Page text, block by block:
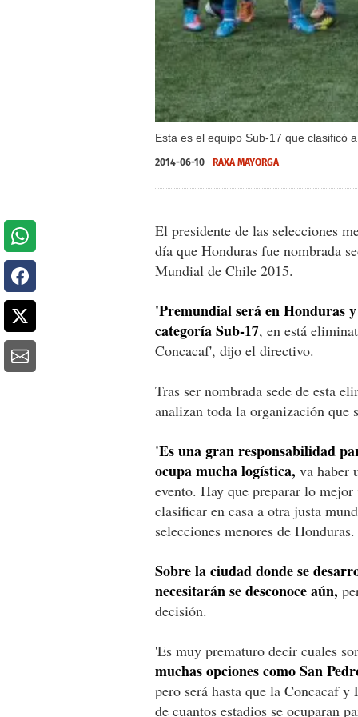
Esta es el equipo Sub-17 que clasificó
2014-06-10 RAXA MAYORGA
El presidente de las selecciones
día que Honduras fue nombrada
Mundial de Chile 2015.
'Premundial será en Honduras
categoría Sub-17, en está
Concacaf', dijo el directivo.
Tras ser nombrada sede de esta
analizan toda la organización que
'Es una gran responsabilidad
ocupa mucha logística, va haber
evento. Hay que preparar lo
clasificar en casa a otra justa
selecciones menores de Honduras.
Sobre la ciudad donde se
necesitarán se desconoce aún,
decisión.
'Es muy prematuro decir cuales
muchas opciones como San
pero será hasta que la Concacaf y
de cuantos estadios se ocuparan